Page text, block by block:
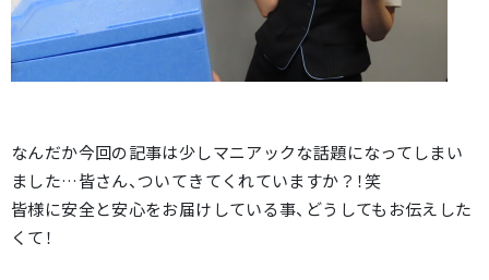
なんだか今回の記事は少しマニアックな話題になってしまい
ました…皆さん、ついてきてくれていますか？！笑
皆様に安全と安心をお届けしている事、どうしてもお伝えした
くて！